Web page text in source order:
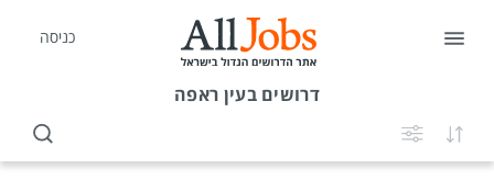
כניסה
דרושיםבעין ראפה